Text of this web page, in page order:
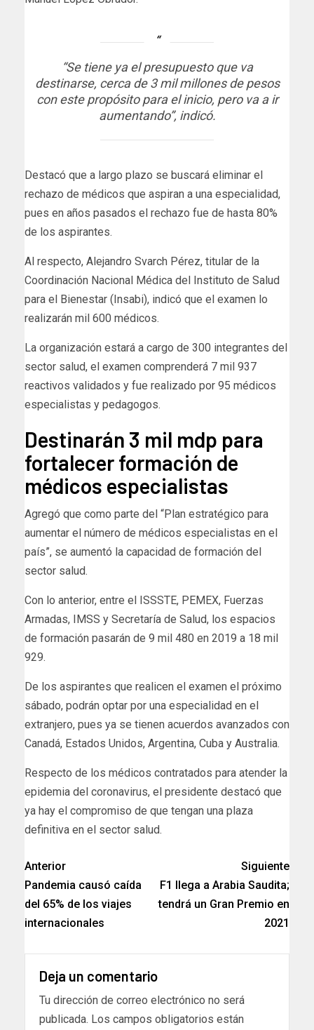
“Se tiene ya el presupuesto que va
destinarse, cerca de 3 mil millones de pesos
con este propósito para el inicio, pero va a ir
aumentando”, indicó.
Destacó que a largo plazo se buscará eliminar el
rechazo de médicos que aspiran a una especialidad,
pues en años pasados el rechazo fue de hasta 80%
de los aspirantes.
Al respecto, Alejandro Svarch Pérez, titular de la
Coordinación Nacional Médica del Instituto de Salud
para el Bienestar (Insabi), indicó que el examen lo
realizarán mil 600 médicos.
La organización estará a cargo de 300 integrantes del
sector salud, el examen comprenderá 7 mil 937
reactivos validados y fue realizado por 95 médicos
especialistas y pedagogos.
Destinarán 3 mil mdp para
fortalecer formación de
médicos especialistas
Agregó que como parte del “Plan estratégico para
aumentar el número de médicos especialistas en el
país”, se aumentó la capacidad de formación del
sector salud.
Con lo anterior, entre el ISSSTE, PEMEX, Fuerzas
Armadas, IMSS y Secretaría de Salud, los espacios
de formación pasarán de 9 mil 480 en 2019 a 18 mil
929.
De los aspirantes que realicen el examen el próximo
sábado, podrán optar por una especialidad en el
extranjero, pues ya se tienen acuerdos avanzados con
Canadá, Estados Unidos, Argentina, Cuba y Australia.
Respecto de los médicos contratados para atender la
epidemia del coronavirus, el presidente destacó que
ya hay el compromiso de que tengan una plaza
definitiva en el sector salud.
Anterior
Pandemia causó caída
del 65% de los viajes
internacionales
Siguiente
F1 llega a Arabia Saudita;
tendrá un Gran Premio en
2021
Deja un comentario
Tu dirección de correo electrónico no será
publicada. Los campos obligatorios están